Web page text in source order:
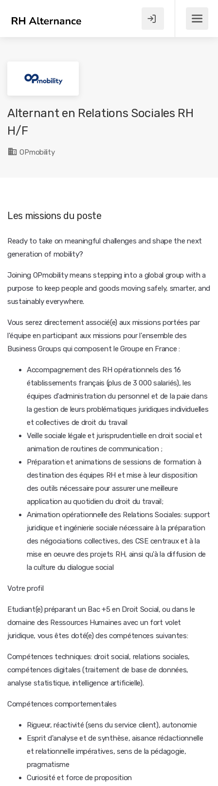
Alternant en Relations Sociales RH
H/F
OPmobility
Les missions du poste
Ready to take on meaningful challenges and shape the next
generation of mobility?
Joining OPmobility means stepping into a global group with a
purpose to keep people and goods moving safely, smarter, and
sustainably everywhere.
Vous serez directement associé(e) aux missions portées par
l'équipe en participant aux missions pour l'ensemble des
Business Groups qui composent le Groupe en France :
Accompagnement des RH opérationnels des 16
établissements français (plus de 3 000 salariés), les
équipes d'administration du personnel et de la paie dans
la gestion de leurs problématiques juridiques individuelles
et collectives de droit du travail
Veille sociale légale et jurisprudentielle en droit social et
animation de routines de communication ;
Préparation et animations de sessions de formation à
destination des équipes RH et mise à leur disposition
des outils nécessaire pour assurer une meilleure
application au quotidien du droit du travail;
Animation opérationnelle des Relations Sociales: support
juridique et ingénierie sociale nécessaire à la préparation
des négociations collectives, des CSE centraux et à la
mise en oeuvre des projets RH, ainsi qu'à la diffusion de
la culture du dialogue social
Votre profil
Etudiant(e) préparant un Bac +5 en Droit Social, ou dans le
domaine des Ressources Humaines avec un fort volet
juridique, vous êtes doté(e) des compétences suivantes:
Compétences techniques: droit social, relations sociales,
compétences digitales (traitement de base de données,
analyse statistique, intelligence artificielle).
Compétences comportementales
Rigueur, réactivité (sens du service client), autonomie
Esprit d'analyse et de synthèse, aisance rédactionnelle
et relationnelle impératives, sens de la pédagogie,
pragmatisme
Curiosité et force de proposition